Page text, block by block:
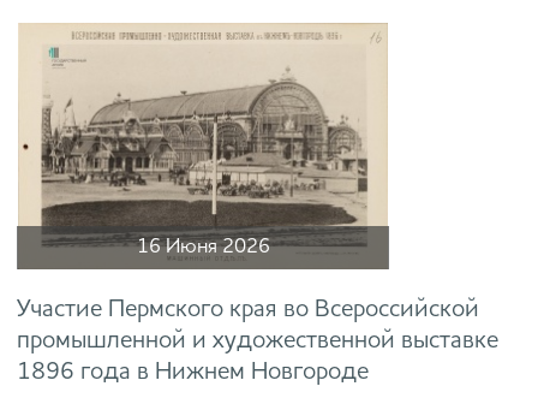
16 Июня 2026
Участие Пермского края во Всероссийской
промышленной и художественной выставке
1896 года в Нижнем Новгороде